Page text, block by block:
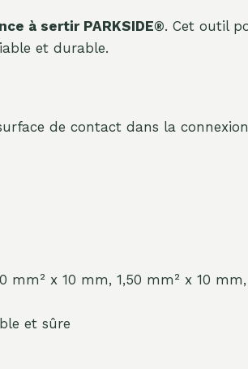
à sertir PARKSIDE®. Cet outil
et durable.
de contact dans la
mm² x 10 mm, 1,50 mm² x 10
et sûre